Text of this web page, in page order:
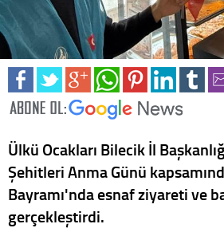
Ülkü Ocakları Bilecik İl
Şehitleri Anma Günü
Bayramı'nda esnaf ziyareti ve
gerçekleştirdi.